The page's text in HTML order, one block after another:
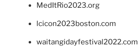
MedItRio2023.org
lcicon2023boston.com
waitangidayfestival2022.com